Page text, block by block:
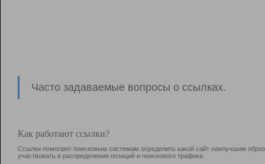
Часто задаваемые вопросы о ссылках.
Как работают ссылки?
Ссылки помогают поисковым системам определить какой сайт наилучшим
участвовать в раcпределении позиций и поискового трафика.